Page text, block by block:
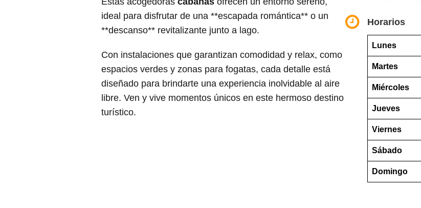
ideal para disfrutar de una **escapada romántica** o un
**descanso** revitalizante junto a lago.
Con instalaciones que garantizan comodidad y relax, como
espacios verdes y zonas para fogatas, cada detalle está
diseñado para brindarte una experiencia inolvidable al aire
libre. Ven y vive momentos únicos en este hermoso destino
turístico.
Horarios
Lunes
Martes
Miércoles
Jueves
Viernes
Sábado
Domingo